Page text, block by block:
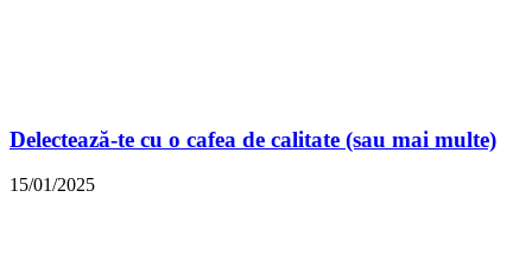
Delectează-te cu o cafea de calitate (sau mai multe)
15/01/2025